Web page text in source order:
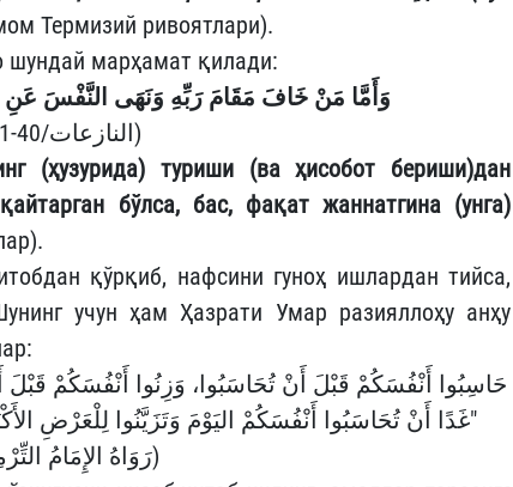
Термизий ривоятлари).
шундай марҳамат қилади:
وَأَمَّا مَنْ خَافَ مَقَامَ رَبِّهِ وَنَهَى النَّفْسَ عَنِ
(النازعات/40-41)
(ҳузурида) туриши (ва ҳисобот бериши)дан
бўлса, бас, фақат жаннатгина (унга)
қўрқиб, нафсини гуноҳ ишлардан тийса,
учун ҳам Ҳазрати Умар разияллоҳу анҳу
غَدًا أَنْ تُحَاسَبُوا أَنْفُسَكُمْ اليَوْمَ وَتَزَيَّنُوا لِلْعَرْضِ الأَكْبَرِ يَوْمَئِذٍ تُعْرَضُونَ لَا تَخْفَى مِنْكُمْ خَافِيَة"
(رَوَاهُ الإِمَامُ التِّرْمِذِيُّ)